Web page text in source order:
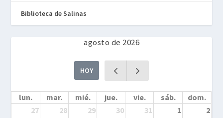
Biblioteca de Salinas
agosto de 2026
HOY
lun. mar. mié. jue. vie. sáb.
dom.
27
28 29 30 31 1 2